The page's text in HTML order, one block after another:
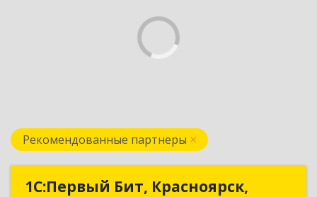
Рекомендованные партнеры
1С:Первый Бит, Красноярск,
1С:Первый Бит, Красноярск,